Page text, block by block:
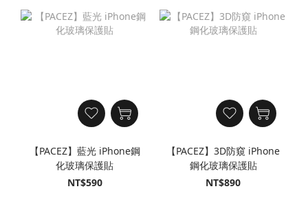
【PACEZ】藍光 iPhone鋼
化玻璃保護貼
NT$590
【PACEZ】3D防窺 iPhone
鋼化玻璃保護貼
NT$890